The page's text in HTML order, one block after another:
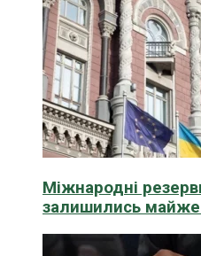
Міжнародні
залишились